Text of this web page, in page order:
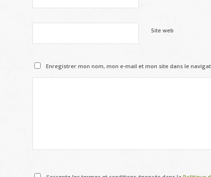
Site web
Enregistrer mon nom, mon e-mail et mon site dans le